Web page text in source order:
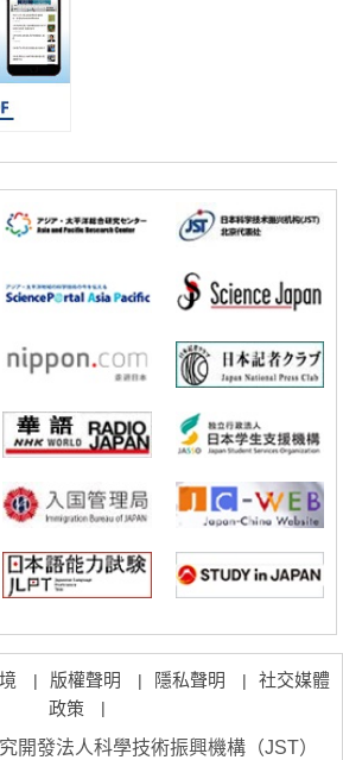
綜合創新戰略》，將統籌推進科學研究與成
圖像發現精神分裂症患者腦部外形特徵——
成像的新技術
製備石墨前驅體，可作為電池電極材料
年綜合創新戰略》，將統籌推進科學研究與成
的淋巴瘤等相關疾病治療新線索，聚焦CD80
圖像發現精神分裂症患者腦部外形特徵——
成像的新技術
| 版權聲明 | 隱私聲明 | 社交媒體
政策 |
開發法人科學技術振興機構（JST）